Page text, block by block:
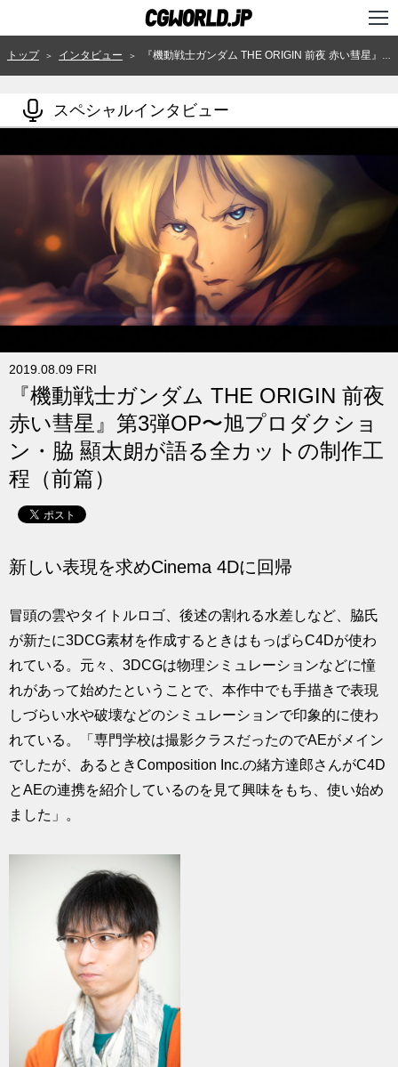
TOP
ニュース
特集
用語辞典
講座
クリエイターズID
求人
トップ ＞ インタビュー ＞ 『機動戦士ガンダム THE ORIGIN 前夜 赤い彗星』第3弾OP〜旭プロダクション・脇 顯太朗が語る全カットの制作工程（前篇）
スペシャルインタビュー
2019.08.09 FRI
『機動戦士ガンダム THE ORIGIN 前夜
赤い彗星』第3弾OP〜旭プロダクショ
ン・脇 顯太朗が語る全カットの制作工
程（前篇）
新しい表現を求めCinema 4Dに回帰
冒頭の雲やタイトルロゴ、後述の割れる水差しなど、脇氏
が新たに3DCG素材を作成するときはもっぱらC4Dが使わ
れている。元々、3DCGは物理シミュレーションなどに憧
れがあって始めたということで、本作中でも手描きで表現
しづらい水や破壊などのシミュレーションで印象的に使わ
れている。「専門学校は撮影クラスだったのでAEがメイン
でしたが、あるときComposition Inc.の緒方達郎さんがC4D
とAEの連携を紹介しているのを見て興味をもち、使い始め
ました」。